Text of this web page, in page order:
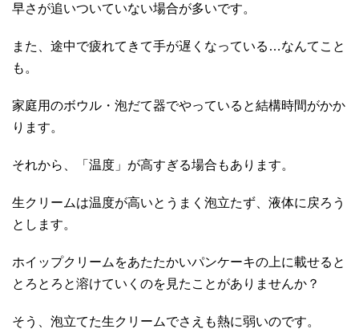
早さが追いついていない場合が多いです。
また、途中で疲れてきて手が遅くなっている…なんてこと
も。
家庭用のボウル・泡だて器でやっていると結構時間がかか
ります。
それから、「温度」が高すぎる場合もあります。
生クリームは温度が高いとうまく泡立たず、液体に戻ろう
とします。
ホイップクリームをあたたかいパンケーキの上に載せると
とろとろと溶けていくのを見たことがありませんか？
そう、泡立てた生クリームでさえも熱に弱いのです。